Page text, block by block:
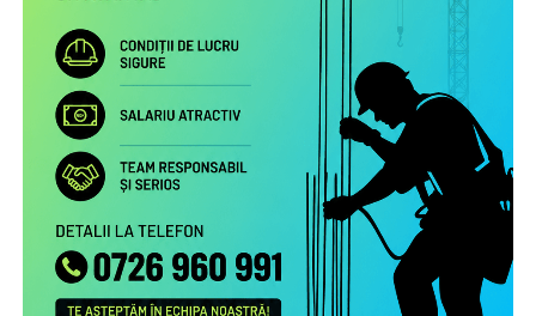
către părinții care pleacă la muncă în străinătate,
încurajându-i să păstreze o legătură permanentă cu copiii
rămași acasă și să acorde atenție nevoilor lor emoționale.
Vom continua acest parteneriat, convinși că informarea și
cooperarea dintre instituții și organizațiile cu experiență
pot contribui la protejarea interesului superior al copilului
și la sprijinirea familiilor aflate în această situație”
inspectorul general al Poliției de Frontieră
Române, chestor principal de poliție Cornel Laurian
Stoica.